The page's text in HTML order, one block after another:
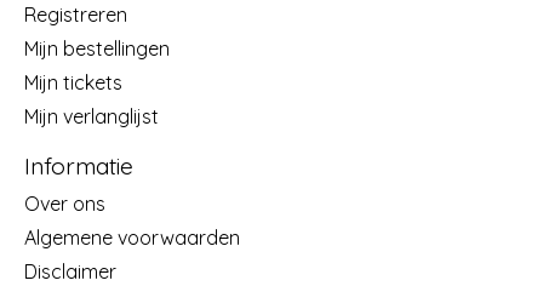
Registreren
Mijn bestellingen
Mijn tickets
Mijn verlanglijst
Informatie
Over ons
Algemene voorwaarden
Disclaimer